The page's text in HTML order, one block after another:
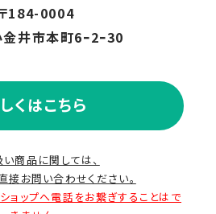
2021.06
2021.05
2020.10
2020.07
184-0004
井市本町6ｰ2ｰ30
くはこちら
商品に関しては、
接お問い合わせください。
ョップへ電話をお繋ぎすることはで